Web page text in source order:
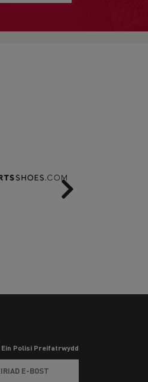
Next
Ein Polisi Preifatrwydd